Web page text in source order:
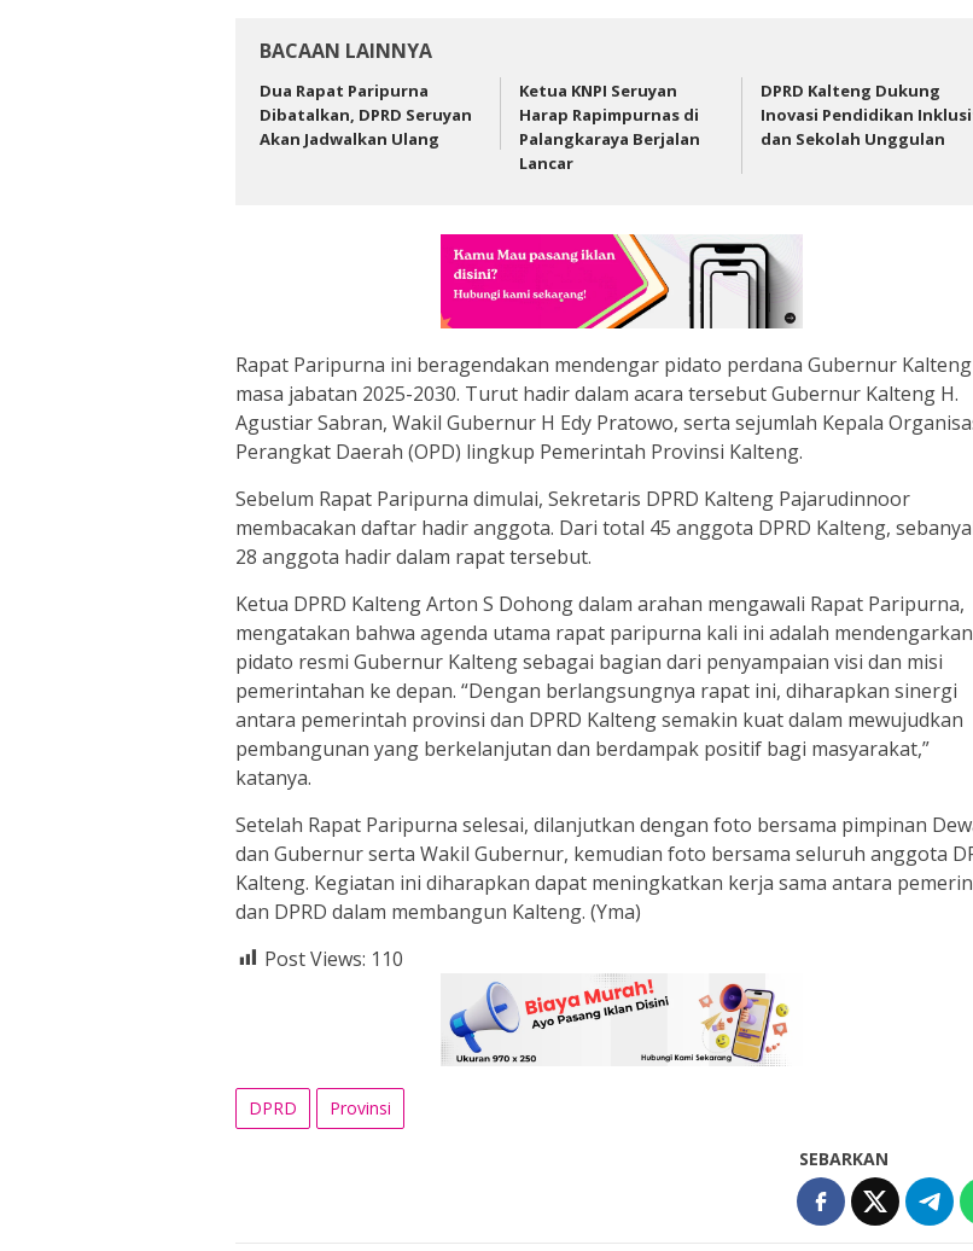
BACAAN LAINNYA
Dua Rapat Paripurna
Dibatalkan, DPRD Seruyan
Akan Jadwalkan Ulang
Ketua KNPI Seruyan
Harap Rapimpurnas di
Palangkaraya Berjalan
Lancar
DPRD Kalteng Dukung
Inovasi Pendidikan
dan Sekolah Unggulan
Rapat Paripurna ini beragendakan mendengar pidato perdana Gubernur Kalteng
masa jabatan 2025-2030. Turut hadir dalam acara tersebut Gubernur Kalteng H.
Agustiar Sabran, Wakil Gubernur H Edy Pratowo, serta sejumlah Kepala
Perangkat Daerah (OPD) lingkup Pemerintah Provinsi Kalteng.
Sebelum Rapat Paripurna dimulai, Sekretaris DPRD Kalteng Pajarudinnoor
membacakan daftar hadir anggota. Dari total 45 anggota DPRD Kalteng,
28 anggota hadir dalam rapat tersebut.
Ketua DPRD Kalteng Arton S Dohong dalam arahan mengawali Rapat Paripurna,
mengatakan bahwa agenda utama rapat paripurna kali ini adalah mendengarkan
pidato resmi Gubernur Kalteng sebagai bagian dari penyampaian visi dan misi
pemerintahan ke depan. “Dengan berlangsungnya rapat ini, diharapkan sinergi
antara pemerintah provinsi dan DPRD Kalteng semakin kuat dalam mewujudkan
pembangunan yang berkelanjutan dan berdampak positif bagi masyarakat,”
katanya.
Setelah Rapat Paripurna selesai, dilanjutkan dengan foto bersama pimpinan
dan Gubernur serta Wakil Gubernur, kemudian foto bersama seluruh anggota
Kalteng. Kegiatan ini diharapkan dapat meningkatkan kerja sama antara
dan DPRD dalam membangun Kalteng. (Yma)
Post Views: 110
DPRD Provinsi
SEBARKAN